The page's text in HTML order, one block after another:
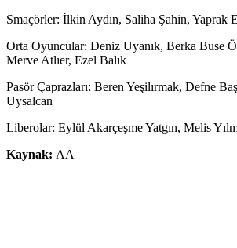
Smaçörler: İlkin Aydın, Saliha Şahin, Yaprak
Orta Oyuncular: Deniz Uyanık, Berka Buse
Merve Atlıer, Ezel Balık
Pasör Çaprazları: Beren Yeşilırmak, Defne
Uysalcan
Liberolar: Eylül Akarçeşme Yatgın, Melis
Kaynak: AA